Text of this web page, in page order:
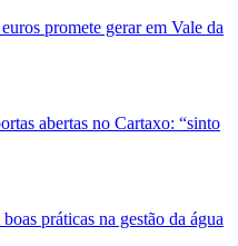
promete gerar em Vale da
abertas no Cartaxo: “sinto
práticas na gestão da água